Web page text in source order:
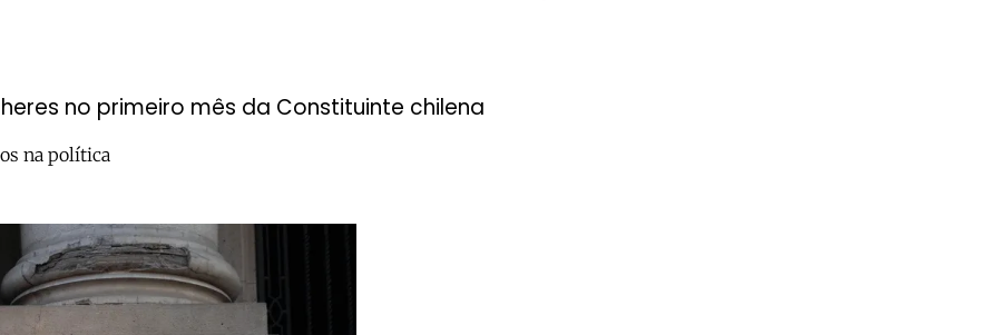
no primeiro mês da Constituinte chilena
na política